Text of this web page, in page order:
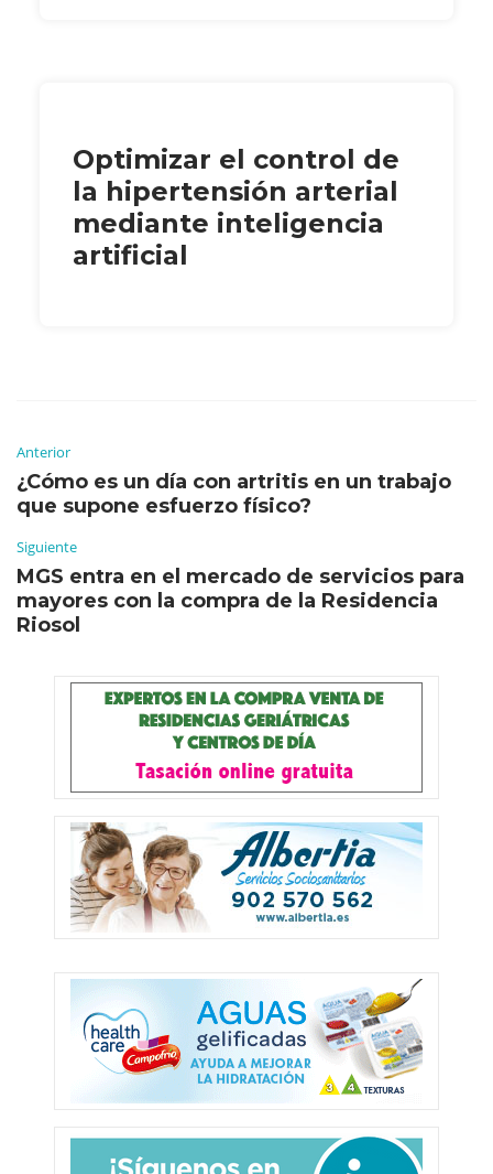
Optimizar el control de
la hipertensión arterial
mediante inteligencia
artificial
Anterior
¿Cómo es un día con artritis en un trabajo
que supone esfuerzo físico?
Siguiente
MGS entra en el mercado de servicios para
mayores con la compra de la Residencia
Riosol